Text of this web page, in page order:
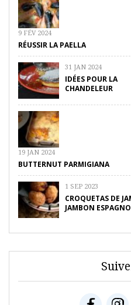
9 FÉV 2024
RÉUSSIR LA PAELLA
31 JAN 2024
IDÉES POUR LA
CHANDELEUR
19 JAN 2024
BUTTERNUT PARMIGIANA
1 SEP 2023
CROQUETAS DE
JAMBON